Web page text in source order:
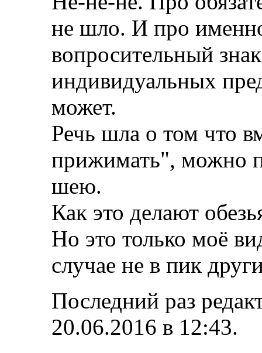
не шло. И про
вопросительный
индивидуальных
может.
Речь шла о том что
прижимать", можно
шею.
Как это делают
Но это только моё
случае не в пик
Последний раз
20.06.2016 в 12:43.